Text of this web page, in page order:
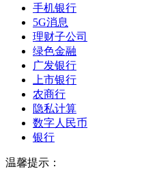
手机银行
5G消息
理财子公司
绿色金融
广发银行
上市银行
农商行
隐私计算
数字人民币
银行
温馨提示：